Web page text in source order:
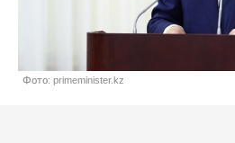
Фото: primeminister.kz